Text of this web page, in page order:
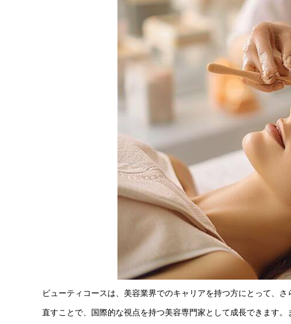
ビューティコースは、美容業界でのキャリアを持つ方にとって、
直すことで、国際的な視点を持つ美容専門家として成長できます